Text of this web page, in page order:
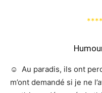
☺️ Au paradis, ils ont
m’ont demandé si je ne